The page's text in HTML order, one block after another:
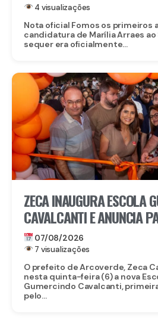
SENADO
4 visualizações
Nota oficial Fomos os primeiros
candidatura de Marília Arraes
sequer era oficialmente...
ZECA INAUGURA ESCOLA
CAVALCANTI E ANUNCIA
QUASE 100 RUAS EM
07/08/2026
7 visualizações
O prefeito de Arcoverde, Zeca
nesta quinta-feira (6) a nova
Gumercindo Cavalcanti,
pelo...